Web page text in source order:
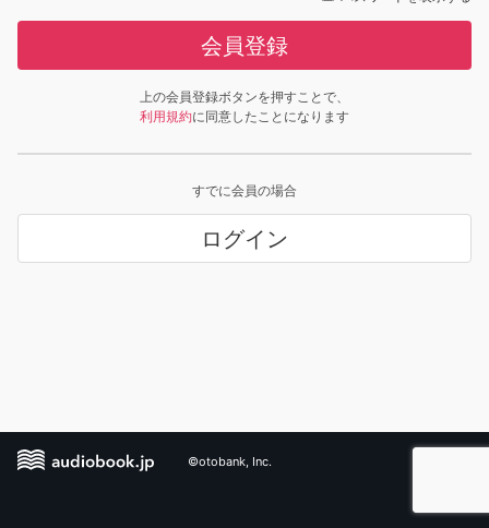
会員登録
上の会員登録ボタンを押すことで、
利用規約に同意したことになります
すでに会員の場合
ログイン
©otobank, Inc.